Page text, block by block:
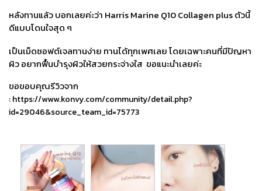
หลังทานแล้ว บอกเลยค่ะว่า Harris Marine Q10 Collagen plus ตัวนี้
ดีแบบโดนใจสุด ๆ
เป็นเม็ดซอฟต์เจลทานง่าย ทานได้ทุกเพศเลย โดยเฉพาะคนที่มีปัญหา
ผิว อยากฟื้นบำรุงผิวให้สวยกระจ่างใส ขอแนะนำเลยค่ะ
ขอขอบคุณรีวิวจาก
:https://www.konvy.com/community/detail.php?
id=29046&source_team_id=75773